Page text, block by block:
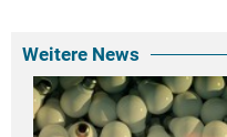
Weitere News